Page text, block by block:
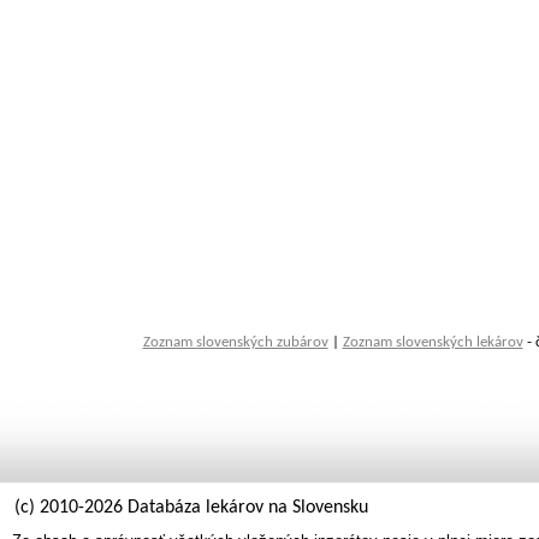
Zoznam slovenských zubárov| Zoznam slovenských lekárov-
(c) 2010-2026 Databáza lekárov na Slovensku